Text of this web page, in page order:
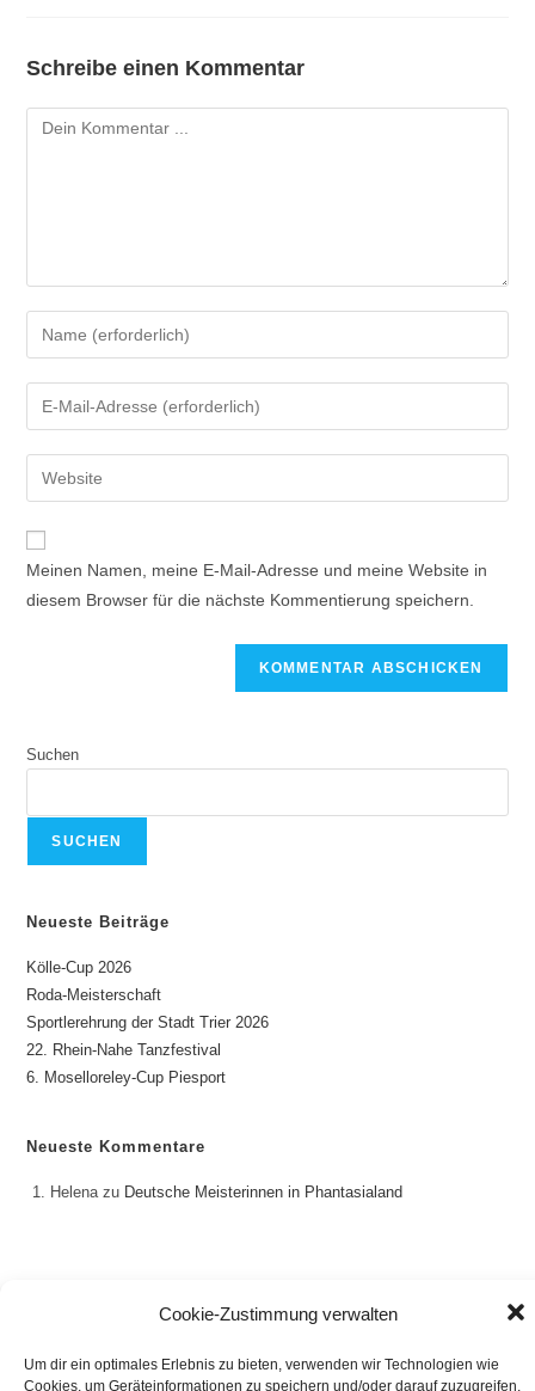
Cookie-Zustimmung verwalten
Um dir ein optimales Erlebnis zu bieten, verwenden wir Technologien wie
Cookies, um Geräteinformationen zu speichern und/oder darauf zuzugreifen.
Schreibe einen Kommentar
Meinen Namen, meine E-Mail-Adresse und meine Website in
diesem Browser für die nächste Kommentierung speichern.
Suchen
SUCHEN
Neueste Beiträge
Kölle-Cup 2026
Roda-Meisterschaft
Sportlerehrung der Stadt Trier 2026
22. Rhein-Nahe Tanzfestival
6. Moselloreley-Cup Piesport
Neueste Kommentare
Helenazu Deutsche Meisterinnen in Phantasialand
Copyright 2022 - TanzKULT Trier e.V.